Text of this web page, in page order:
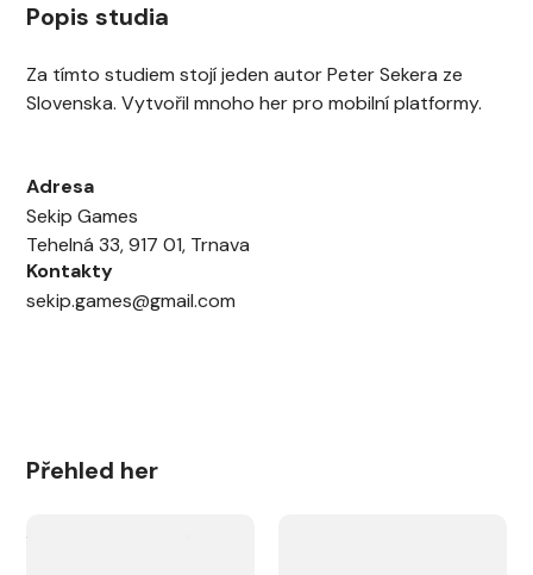
Popis studia
Za tímto studiem stojí jeden autor Peter Sekera ze
Slovenska. Vytvořil mnoho her pro mobilní platformy.
Adresa
Sekip Games
Tehelná 33, 917 01, Trnava
Kontakty
sekip.games@gmail.com
Přehled her